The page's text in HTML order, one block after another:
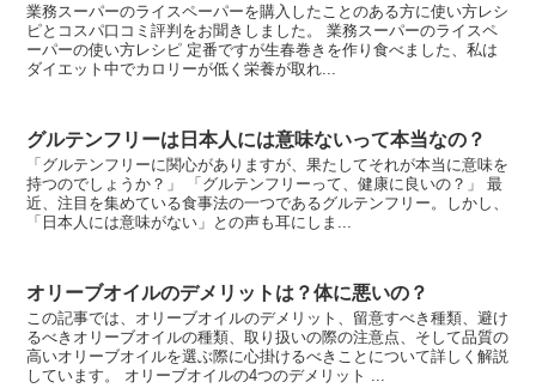
業務スーパーのライスペーパーを購入したことのある方に使い方レシ
ピとコスパ口コミ評判をお聞きしました。 業務スーパーのライスペ
ーパーの使い方レシピ 定番ですが生春巻きを作り食べました、私は
ダイエット中でカロリーが低く栄養が取れ...
グルテンフリーは日本人には意味ないって本当なの？
「グルテンフリーに関心がありますが、果たしてそれが本当に意味を
持つのでしょうか？」 「グルテンフリーって、健康に良いの？」 最
近、注目を集めている食事法の一つであるグルテンフリー。しかし、
「日本人には意味がない」との声も耳にしま...
オリーブオイルのデメリットは？体に悪いの？
この記事では、オリーブオイルのデメリット、留意すべき種類、避け
るべきオリーブオイルの種類、取り扱いの際の注意点、そして品質の
高いオリーブオイルを選ぶ際に心掛けるべきことについて詳しく解説
しています。 オリーブオイルの4つのデメリット ...